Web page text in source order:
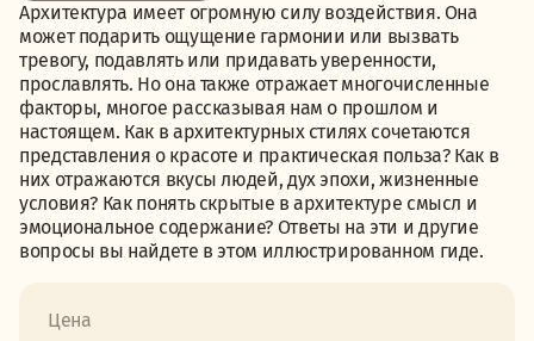
Архитектура имеет огромную силу воздействия. Она
может подарить ощущение гармонии или вызвать
тревогу, подавлять или придавать уверенности,
прославлять. Но она также отражает многочисленные
факторы, многое рассказывая нам о прошлом и
настоящем. Как в архитектурных стилях сочетаются
представления о красоте и практическая польза? Как в
них отражаются вкусы людей, дух эпохи, жизненные
условия? Как понять скрытые в архитектуре смысл и
эмоциональное содержание? Ответы на эти и другие
вопросы вы найдете в этом иллюстрированном гиде.
Цена